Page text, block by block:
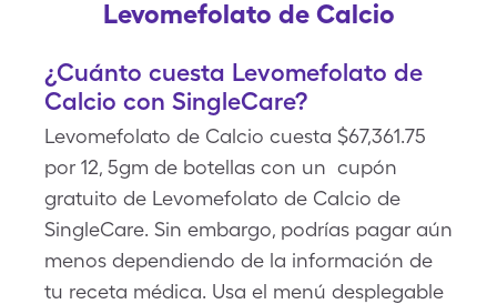
Levomefolato de Calcio
¿Cuánto cuesta Levomefolato de
Calcio con SingleCare?
Levomefolato de Calcio cuesta $67,361.75
por 12, 5gm de botellas con un cupón
gratuito de Levomefolato de Calcio de
SingleCare. Sin embargo, podrías pagar aún
menos dependiendo de la información de
tu receta médica. Usa el menú desplegable